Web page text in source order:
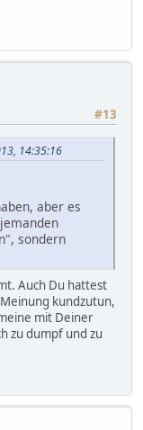
#13
14:35:16
aber es
sondern
Auch Du hattest
kundzutun,
mit Deiner
zu dumpf und zu